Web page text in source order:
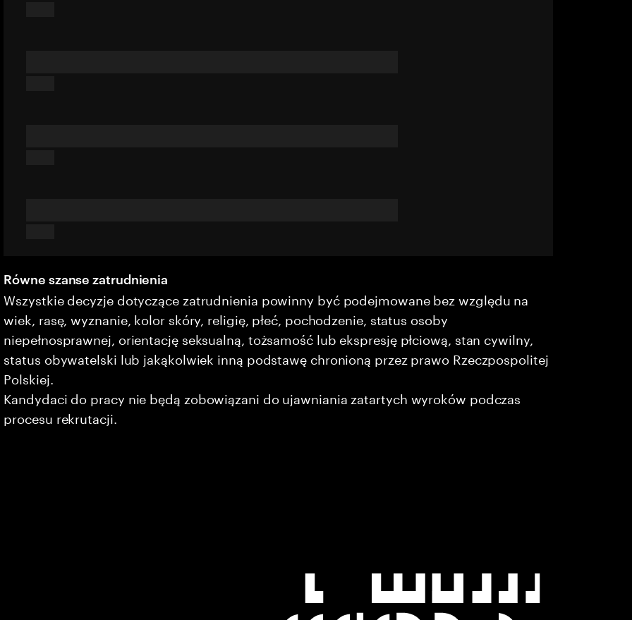
Równe szanse zatrudnienia
Wszystkie decyzje dotyczące zatrudnienia powinny być podejmowane bez względu na
wiek, rasę, wyznanie, kolor skóry, religię, płeć, pochodzenie, status osoby
niepełnosprawnej, orientację seksualną, tożsamość lub ekspresję płciową, stan cywilny,
status obywatelski lub jakąkolwiek inną podstawę chronioną przez prawo Rzeczpospolitej
Polskiej.
Kandydaci do pracy nie będą zobowiązani do ujawniania zatartych wyroków podczas
procesu rekrutacji.